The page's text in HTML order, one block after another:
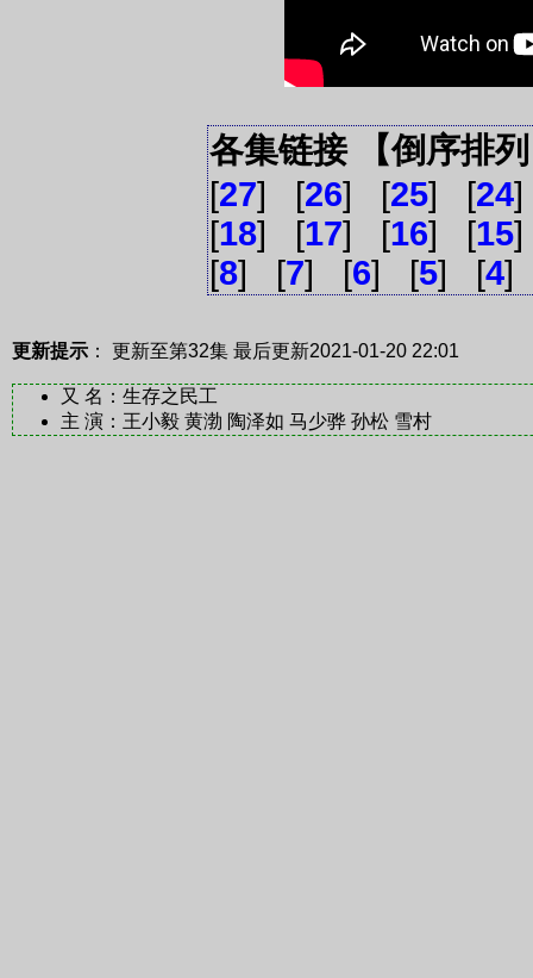
各集链接 【倒序排
[27] [26] [25] [24
[18] [17] [16] [15
[8] [7] [6] [5] [4]
更新提示 ： 更新至第32集 最后更新2021-01-20 22:01
又 名：生存之民工
主 演：王小毅 黄渤 陶泽如 马少骅 孙松 雪村